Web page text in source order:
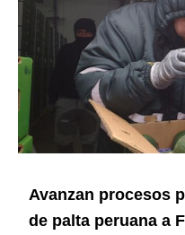
Avanzan procesos
de palta peruana a